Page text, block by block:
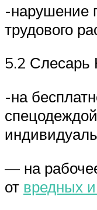
-нарушение
трудового
5.2 Слесарь
-на
— на
от вредных